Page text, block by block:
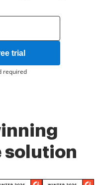
trial
required
solution